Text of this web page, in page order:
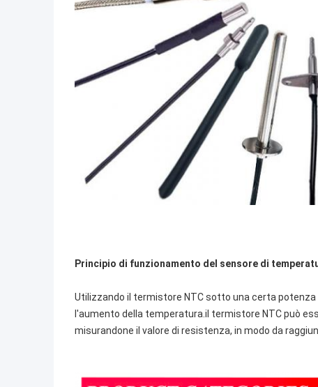
Principio di funzionamento del sensore di
Utilizzando il termistore NTC sotto una certa
l'aumento della temperatura.il termistore NTC può
misurandone il valore di resistenza, in modo da